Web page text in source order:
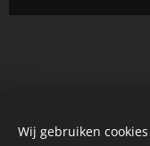
Wij gebruiken